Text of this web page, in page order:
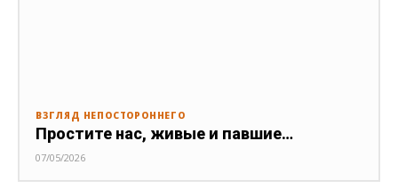
ВЗГЛЯД НЕПОСТОРОННЕГО
Простите нас, живые и павшие…
07/05/2026